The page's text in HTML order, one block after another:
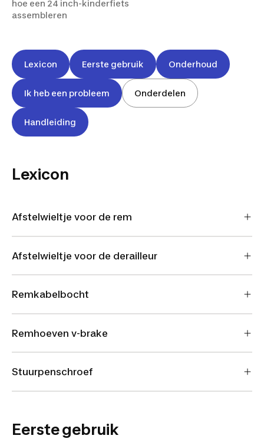
hoe een 24 inch-kinderfiets
assembleren
Lexicon Eerste gebruik Onderhoud
Ik heb een probleem Onderdelen
Handleiding
Lexicon
Afstelwieltje voor de rem
Afstelwieltje voor de derailleur
Remkabelbocht
Remhoeven v-brake
Stuurpenschroef
Eerste gebruik